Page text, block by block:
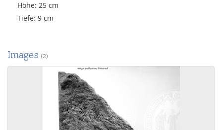
Höhe: 25 cm
Tiefe: 9 cm
Images (2)